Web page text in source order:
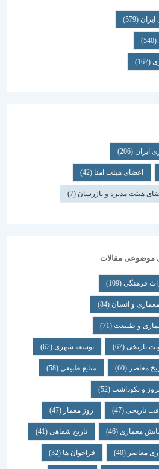
(206)
هیئت امنا(42)
مدیره و بازرسان(7)
مقالات
(109)
انسان (84)
(71)
(67) توسعه شهری(62)
(60) منابع طبیعی(58)
(52)
(47) روز معمار(47)
(46) تاریخ شفاهی (41)
(40) فراخوان ها (32)